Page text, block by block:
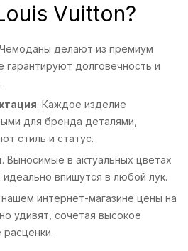
Vuitton?
делают из премиум
гарантируют долговечность и
. Каждое изделие
для бренда деталями,
стиль и статус.
. Выносимые в актуальных цветах
впишутся в любой лук.
нашем интернет-магазине цены на
удивят, сочетая высокое